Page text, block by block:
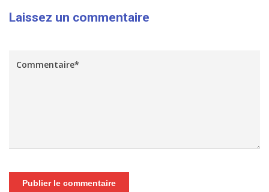
Laissez un commentaire
Publier le commentaire